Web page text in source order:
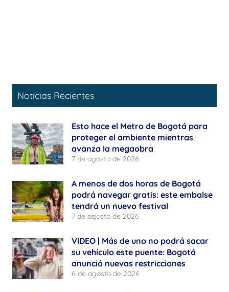
Noticias Recientes
Esto hace el Metro de Bogotá para
proteger el ambiente mientras
avanza la megaobra
7 de agosto de 2026
A menos de dos horas de Bogotá
podrá navegar gratis: este embalse
tendrá un nuevo festival
7 de agosto de 2026
VIDEO | Más de uno no podrá sacar
su vehículo este puente: Bogotá
anunció nuevas restricciones
6 de agosto de 2026